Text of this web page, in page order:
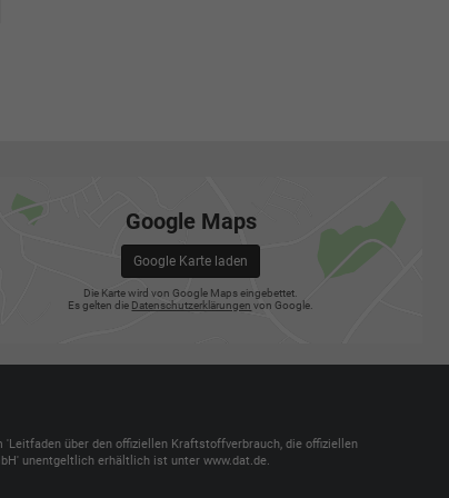
Google Maps
Google Karte laden
Die Karte wird von Google Maps eingebettet.
Es gelten die Datenschutzerklärungen von Google.
über den offiziellen Kraftstoffverbrauch, die offiziellen
unentgeltlich erhältlich ist unter www.dat.de.